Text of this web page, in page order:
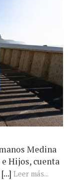
Medina
Hijos, cuenta
Leer más...